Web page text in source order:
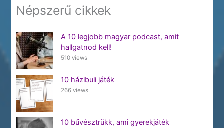
Népszerű cikkek
A 10 legjobb magyar podcast, amit
hallgatnod kell!
510 views
10 házibuli játék
266 views
10 bűvésztrükk, ami gyerekjáték